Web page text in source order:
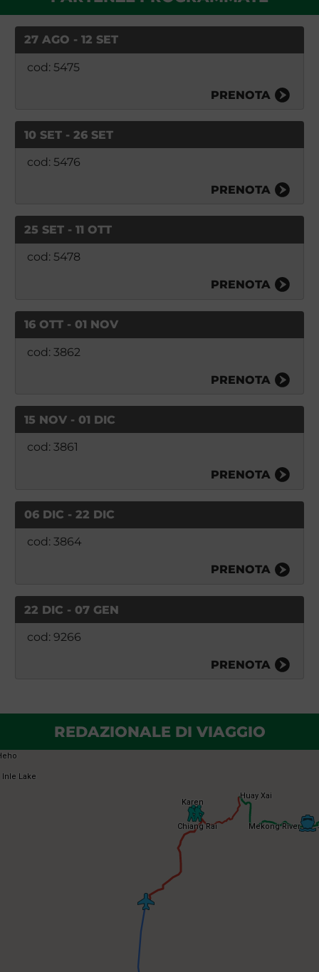
27 AGO - 12 SET
cod: 5475
PRENOTA
10 SET - 26 SET
cod: 5476
PRENOTA
25 SET - 11 OTT
cod: 5478
PRENOTA
16 OTT - 01 NOV
cod: 3862
PRENOTA
15 NOV - 01 DIC
cod: 3861
PRENOTA
06 DIC - 22 DIC
cod: 3864
PRENOTA
22 DIC - 07 GEN
cod: 9266
PRENOTA
REDAZIONALE DI VIAGGIO